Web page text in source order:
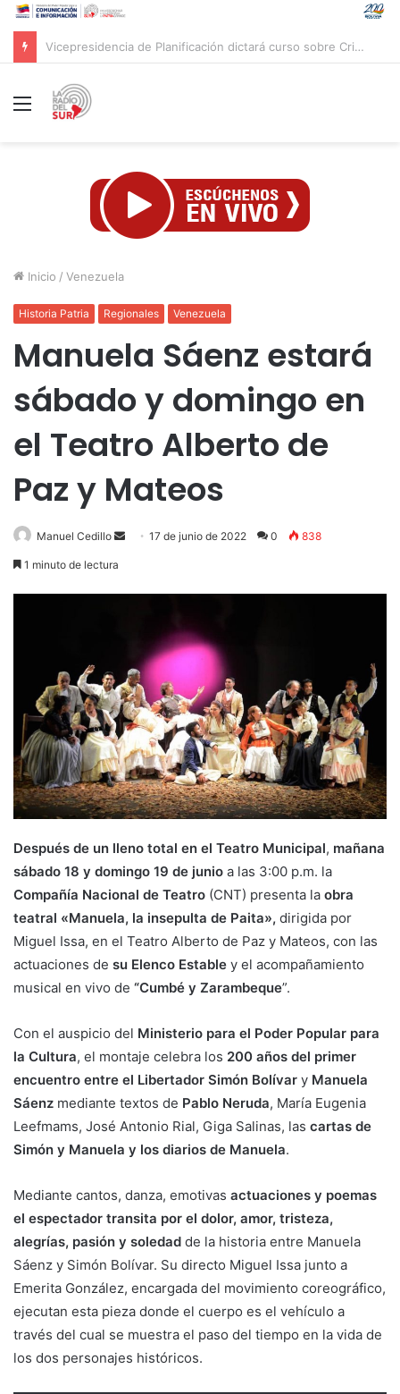
Pacto Histórico denuncia montaje judicial contra Petro y Cepeda
Menú
Inicio / Venezuela
Historia Patria Regionales Venezuela
Manuela Sáenz estará
sábado y domingo en
el Teatro Alberto de
Paz y Mateos
Manuel Cedillo
Send17 de junio de 2022 0 838
1 minuto de lectura
Después de un lleno total en el Teatro Municipal, mañana
sábado 18 y domingo 19 de junio a las 3:00 p.m. la
Compañía Nacional de Teatro (CNT) presenta la obra
teatral «Manuela, la insepulta de Paita», dirigida por
Miguel Issa, en el Teatro Alberto de Paz y Mateos, con las
actuaciones de su Elenco Estable y el acompañamiento
musical en vivo de “Cumbé y Zarambeque”.
Con el auspicio del Ministerio para el Poder Popular para
la Cultura, el montaje celebra los 200 años del primer
encuentro entre el Libertador Simón Bolívar y Manuela
Sáenz mediante textos de Pablo Neruda, María Eugenia
Leefmams, José Antonio Rial, Giga Salinas, las cartas de
Simón y Manuela y los diarios de Manuela.
Mediante cantos, danza, emotivas actuaciones y poemas
el espectador transita por el dolor, amor, tristeza,
alegrías, pasión y soledad de la historia entre Manuela
Sáenz y Simón Bolívar. Su directo Miguel Issa junto a
Emerita González, encargada del movimiento coreográfico,
ejecutan esta pieza donde el cuerpo es el vehículo a
través del cual se muestra el paso del tiempo en la vida de
los dos personajes históricos.